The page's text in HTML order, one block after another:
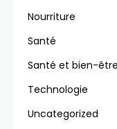
Nourriture
Santé
Santé et bien-être
Technologie
Uncategorized